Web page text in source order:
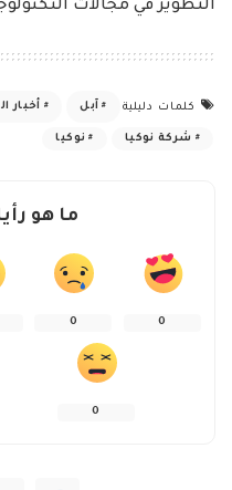
التطوير في مجالات
كلمات دليلية آبل أخبار
شركة نوكيا نوكيا
ما هو
0
0
0